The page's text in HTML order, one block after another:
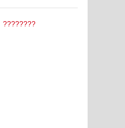
????????